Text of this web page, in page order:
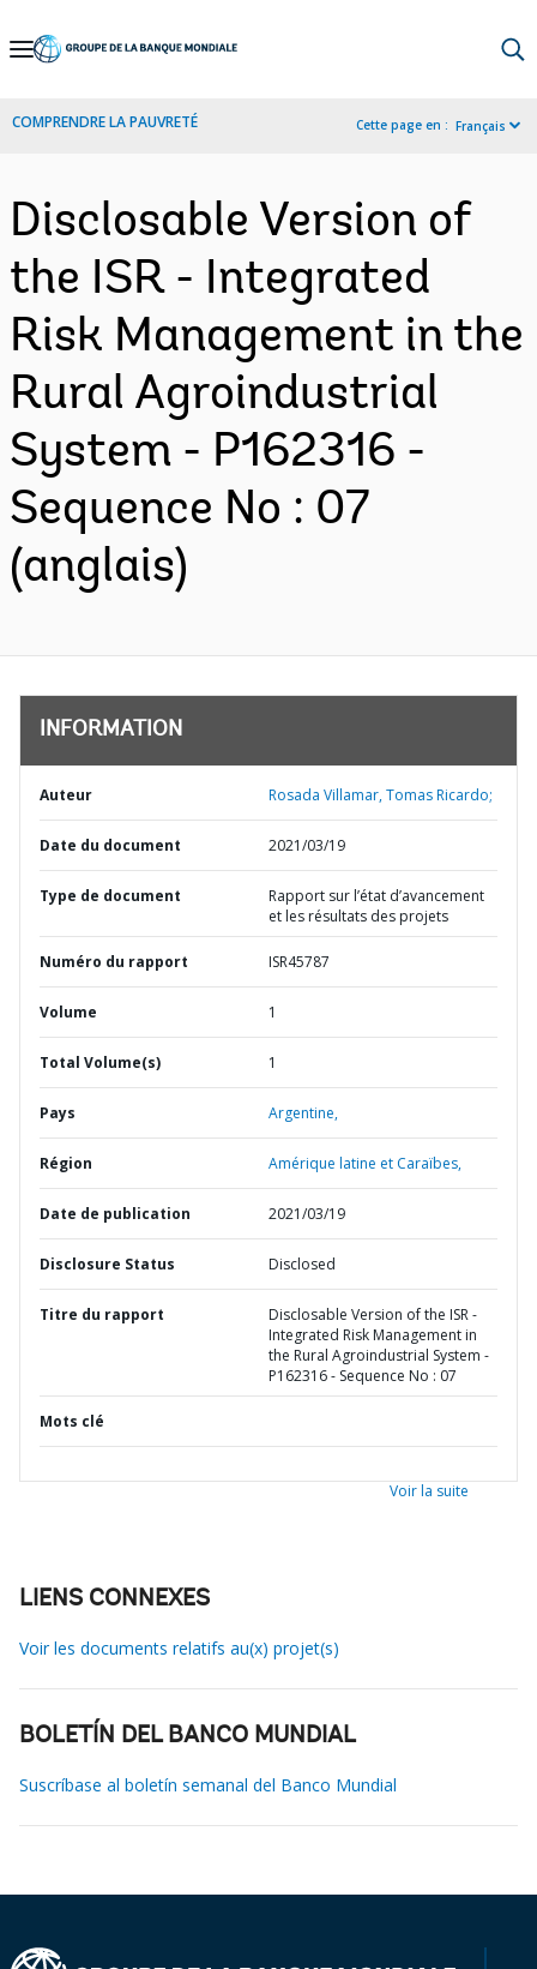
Skip
Navigation
COMPRENDRE LA PAUVRETÉ Cette page en : Français
Disclosable Version of
the ISR - Integrated
Risk Management in the
Rural Agroindustrial
System - P162316 -
Sequence No : 07
(anglais)
INFORMATION
Auteur Rosada Villamar, Tomas Ricardo;
Date du document 2021/03/19
Type de document
Rapport sur l’état d’avancement
et les résultats des projets
Numéro du rapport ISR45787
Volume 1
Total Volume(s) 1
Pays Argentine,
Région Amérique latine et Caraïbes,
Date de publication 2021/03/19
Disclosure Status Disclosed
Titre du rapport
Disclosable Version of the ISR -
Integrated Risk Management in
the Rural Agroindustrial System -
P162316 - Sequence No : 07
Mots clé
Voir la suite
LIENS CONNEXES
Voir les documents relatifs au(x) projet(s)
BOLETÍN DEL BANCO MUNDIAL
Suscríbase al boletín semanal del Banco Mundial